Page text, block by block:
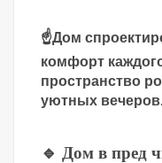
☝️Дом
комфорт
пространство
уютных
🔹 Дом в пред